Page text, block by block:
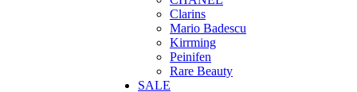
Clarins
Mario Badescu
Kirrming
Peinifen
Rare Beauty
SALE